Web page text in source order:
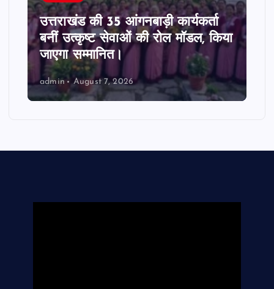
की 35 आंगनबाड़ी कार्यकर्ता
सेवाओं की रोल मॉडल, किया
सम्मानित।
August 7, 2026
उत्तराखंड में
ने पकड़ी
सौंपा
admin August